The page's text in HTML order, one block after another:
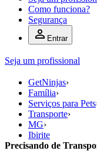
Como funciona?
Segurança
Entrar
Seja um profissional
GetNinjas›
Família›
Serviços para Pets
Transporte›
MG›
Ibirite
Precisando de